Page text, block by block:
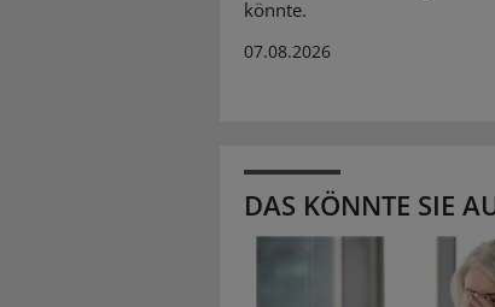
könnte.
07.08.2026
DAS KÖNNTE SIE